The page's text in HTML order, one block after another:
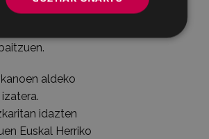
bere
bietan izan ezik,
aldeko
idazten
Euskal Herriko